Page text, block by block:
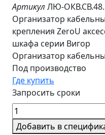
Артикул ЛЮ-
Организатор
крепления ZeroU
шкафа серии Вигор
Организатор
Под производство
Где купить
Запросить сроки
Добавить в